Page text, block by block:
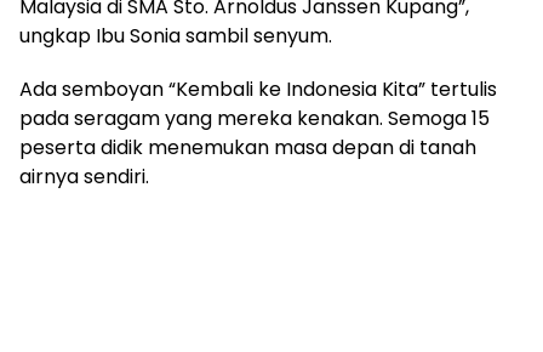
Malaysia di SMA Sto. Arnoldus Janssen Kupang”,
ungkap Ibu Sonia sambil senyum.
Ada semboyan “Kembali ke Indonesia Kita” tertulis
pada seragam yang mereka kenakan. Semoga 15
peserta didik menemukan masa depan di tanah
airnya sendiri.